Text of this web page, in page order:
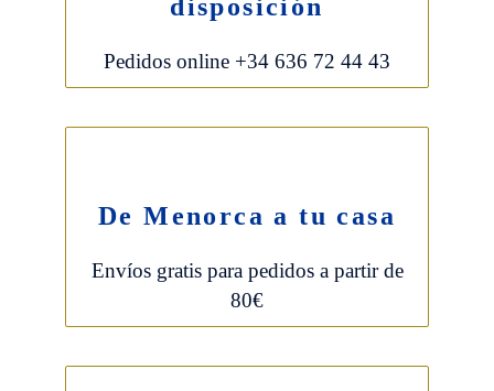
disposición
Pedidos online +34 636 72 44 43
De Menorca a tu casa
Envíos gratis para pedidos a partir de
80€